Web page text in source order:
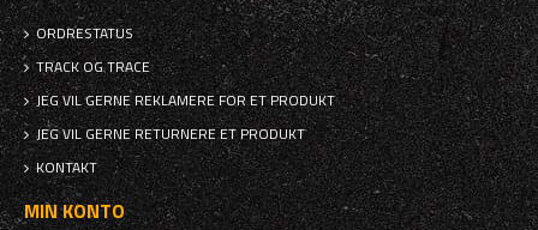
ORDRESTATUS
TRACK OG TRACE
JEG VIL GERNE REKLAMERE FOR ET PRODUKT
JEG VIL GERNE RETURNERE ET PRODUKT
KONTAKT
MIN KONTO